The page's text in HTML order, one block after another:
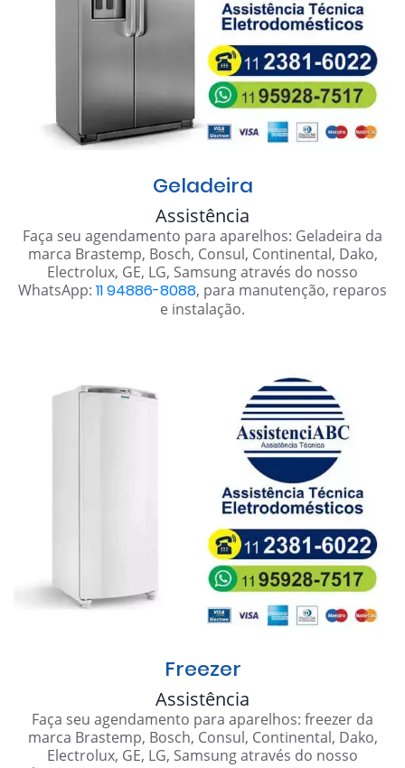
Geladeira
Assistência
Faça seu agendamento para aparelhos: Geladeira da
marca Brastemp, Bosch, Consul, Continental, Dako,
Electrolux, GE, LG, Samsung através do nosso
WhatsApp: 11 94886-8088, para manutenção, reparos
e instalação.
Freezer
Assistência
Faça seu agendamento para aparelhos: freezer da
marca Brastemp, Bosch, Consul, Continental, Dako,
Electrolux, GE, LG, Samsung através do nosso